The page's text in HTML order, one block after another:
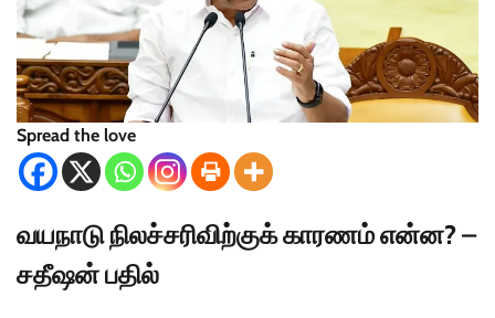
Spread the love
வயநாடு நிலச்சரிவிற்குக் காரணம் என்ன? –
சதீஷன் பதில்